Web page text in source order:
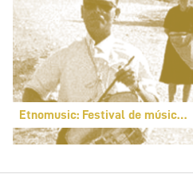
Etnomusic: Festival de música